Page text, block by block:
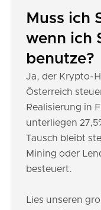
Muss ich
wenn ich
benutze?
Ja, der Krypto-
Österreich
Realisierung in
unterliegen
Tausch bleibt
Mining oder
besteuert.
Lies unseren